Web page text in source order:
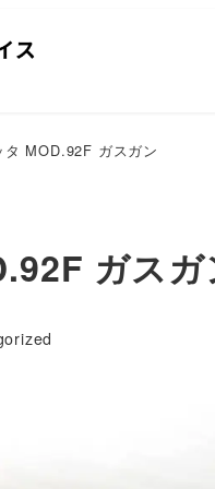
タ MOD.92F ガスガン
ガス